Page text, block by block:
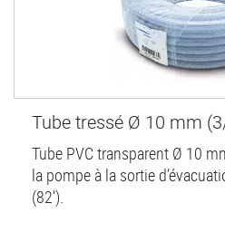
Tube tressé Ø 10 mm
Tube PVC transparent Ø 10
la pompe à la sortie
(82').